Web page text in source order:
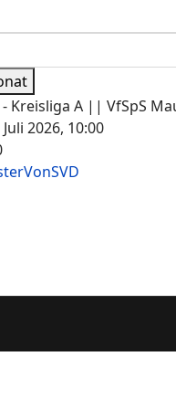
- Kreisliga A || VfSpS
2026, 10:00